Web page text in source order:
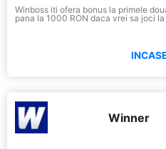
Winboss iti ofera bonus la primele
pana la 1000 RON daca vrei sa joci
Winner